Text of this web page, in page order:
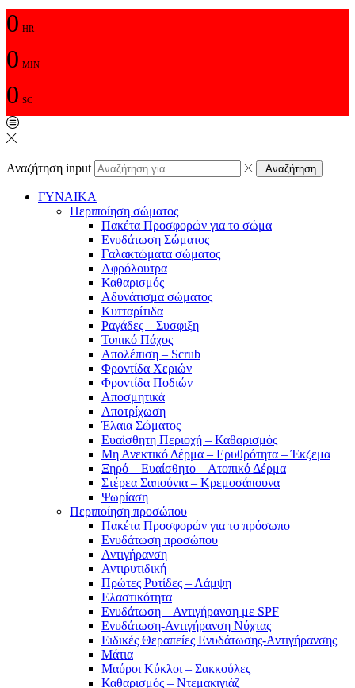
0 HR
0 MIN
0 SC
Αναζήτηση input Αναζήτηση
ΓΥΝΑΙΚΑ
Περιποίηση σώματος
Πακέτα Προσφορών για το σώμα
Ενυδάτωση Σώματος
Γαλακτώματα σώματος
Αφρόλουτρα
Καθαρισμός
Αδυνάτισμα σώματος
Κυτταρίτιδα
Ραγάδες – Συσφιξη
Τοπικό Πάχος
Απολέπιση – Scrub
Φροντίδα Χεριών
Φροντίδα Ποδιών
Αποσμητικά
Αποτρίχωση
Έλαια Σώματος
Ευαίσθητη Περιοχή – Καθαρισμός
Μη Ανεκτικό Δέρμα – Ερυθρότητα – Έκζεμα
Ξηρό – Ευαίσθητο – Ατοπικό Δέρμα
Στέρεα Σαπούνια – Κρεμοσάπουνα
Ψωρίαση
Περιποίηση προσώπου
Πακέτα Προσφορών για το πρόσωπο
Ενυδάτωση προσώπου
Αντιγήρανση
Αντιρυτιδική
Πρώτες Ρυτίδες – Λάμψη
Ελαστικότητα
Ενυδάτωση – Αντιγήρανση με SPF
Ενυδάτωση-Αντιγήρανση Νύχτας
Ειδικές Θεραπείες Ενυδάτωσης-Αντιγήρανσης
Μάτια
Μαύροι Κύκλοι – Σακκούλες
Καθαρισμός – Ντεμακιγιάζ